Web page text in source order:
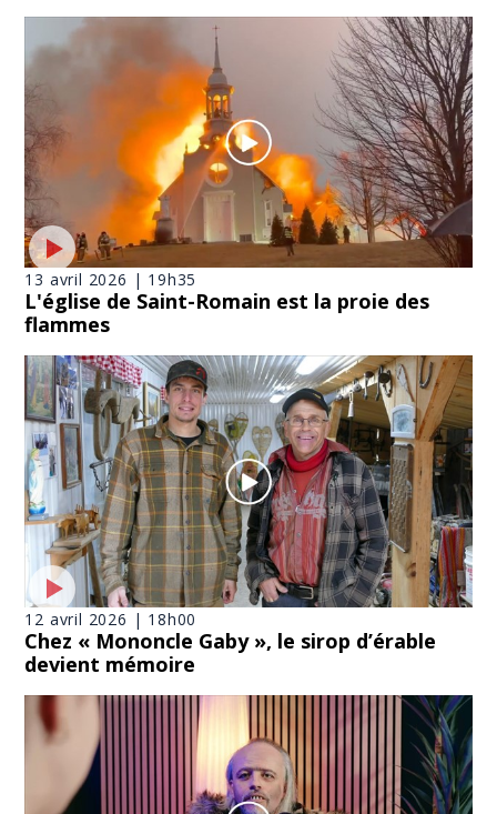
13 avril 2026 | 19h35
L'église de Saint-Romain est la proie des
flammes
12 avril 2026 | 18h00
Chez « Mononcle Gaby », le sirop d’érable
devient mémoire